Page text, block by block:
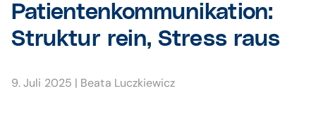
Patientenkommunikation:
Struktur rein, Stress raus
9. Juli 2025 | Beata Luczkiewicz